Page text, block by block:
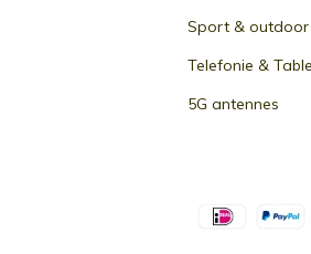
Sport & outdoor
Telefonie &
5G antennes